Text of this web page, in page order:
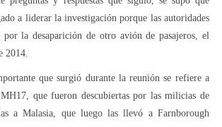
a liderar la investigación porque las autoridades
por la desaparición de otro avión de pasajeros, el
2014.
que surgió durante la reunión se refiere a
que fueron descubiertas por las milicias de
a Malasia, que luego las llevó a Farnborough